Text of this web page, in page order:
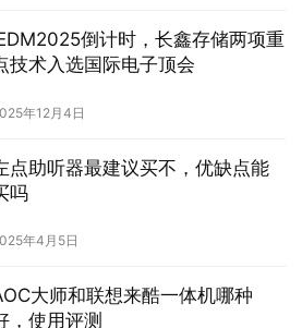
期”中的核心变量
定AI存储战略，紫光闪芯构建全